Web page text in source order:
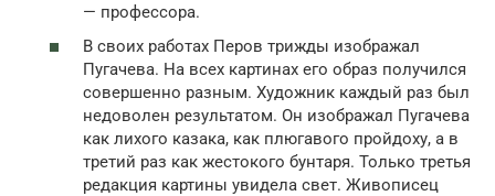
— профессора.
В своих работах Перов трижды изображал
Пугачева. На всех картинах его образ получился
совершенно разным. Художник каждый раз был
недоволен результатом. Он изображал Пугачева
как лихого казака, как плюгавого пройдоху, а в
третий раз как жестокого бунтаря. Только третья
редакция картины увидела свет. Живописец